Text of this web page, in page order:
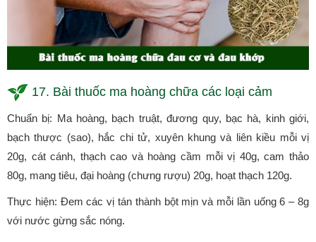
17. Bài thuốc ma hoàng chữa các loại cảm
Chuẩn bị: Ma hoàng, bạch truật, đương quy, bạc hà, kinh giới,
bạch thược (sao), hắc chi tử, xuyên khung và liên kiều mỗi vị
20g, cát cánh, thạch cao và hoàng cầm mỗi vị 40g, cam thảo
80g, mang tiêu, đại hoàng (chưng rượu) 20g, hoạt thạch 120g.
Thực hiện: Đem các vị tán thành bột mịn và mỗi lần uống 6 – 8g
với nước gừng sắc nóng.